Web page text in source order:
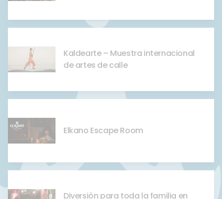
Kaldearte – Muestra internacional
de artes de calle
Elkano Escape Room
Diversión para toda la familia en